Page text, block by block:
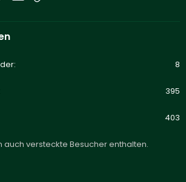
8
395
403
auch versteckte Besucher enthalten.